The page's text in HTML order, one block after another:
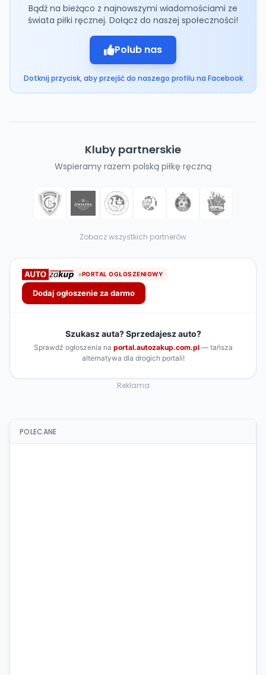
Bądź na bieżąco z najnowszymi wiadomościami ze
świata piłki ręcznej. Dołącz do naszej społeczności!
Polub nas
Dotknij przycisk, aby przejść do naszego profilu na Facebook
Kluby partnerskie
Wspieramy razem polską piłkę ręczną
Zobacz wszystkich partnerów
Reklama
POLECANE